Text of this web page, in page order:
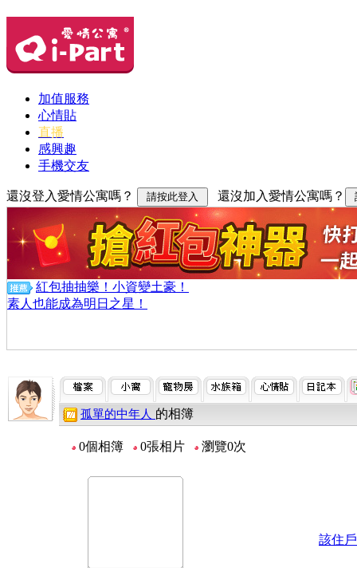
加值服務
心情貼
直播
感興趣
手機交友
還沒登入愛情公寓嗎？ 還沒加入愛情公寓嗎？
紅包抽抽樂！小資變土豪！
素人也能成為明日之星！
孤單的中年人 的相簿
0個相簿 0張相片 瀏覽0次
該住